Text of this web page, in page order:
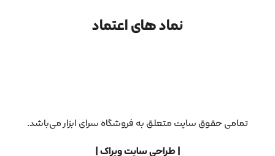
نماد های اعتماد
تمامی حقوق سایت متعلق به فروشگاه سرای ابزار می‌باشد.
| طراحی سایت ویراک |